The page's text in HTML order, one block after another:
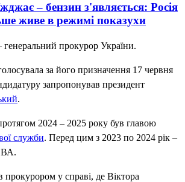
– бензин з'являється: Росія
живе в режимі показухи
генеральний прокурор України.
за його призначення 17 червня
запропонував президент
.
2024 – 2025 року був главою
служби. Перед цим з 2023 по 2024 рік –
у справі, де Віктора